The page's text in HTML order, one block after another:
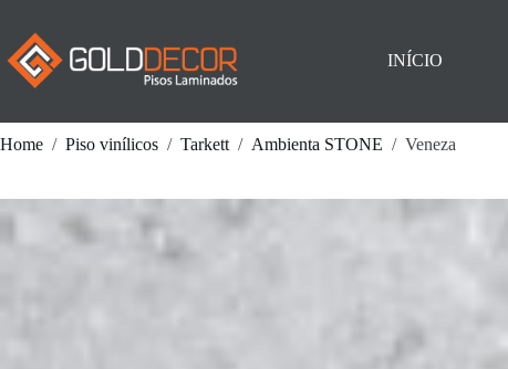
conteúdo
INÍCIO
Home / Piso vinílicos / Tarkett / Ambienta STONE / Veneza